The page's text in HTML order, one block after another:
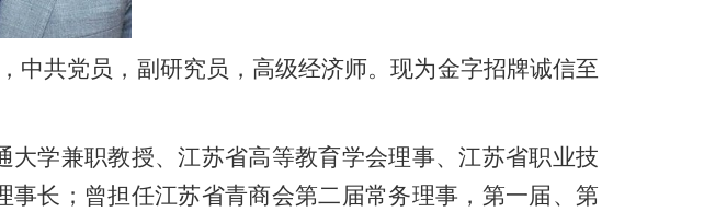
中共党员，副研究员，高级经济师。现为金字招牌诚信至
学兼职教授、江苏省高等教育学会理事、江苏省职业技
长；曾担任江苏省青商会第二届常务理事，第一届、第